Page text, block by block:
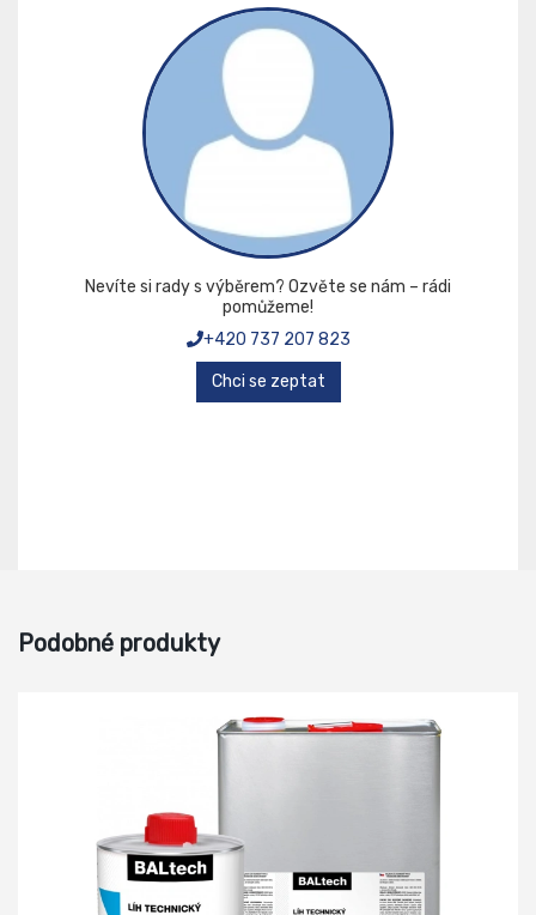
Nevíte si rady s výběrem? Ozvěte se nám – rádi
pomůžeme!
+420 737 207 823
Chci se zeptat
Podobné produkty